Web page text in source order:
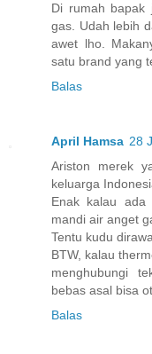
Di rumah bapak
gas. Udah lebih
awet lho.
satu brand yang
Balas
April Hamsa 28
Ariston merek
keluarga
Enak kalau
mandi air anget
Tentu kudu
BTW, kalau
menghubungi
bebas asal bisa
Balas